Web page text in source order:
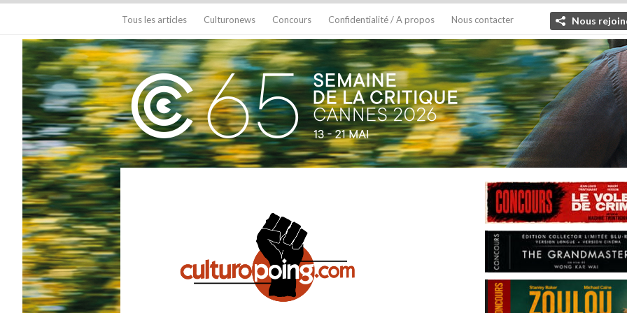
Tous les articles Culturonews Concours Confidentialité / A propos Nous contacter Nous